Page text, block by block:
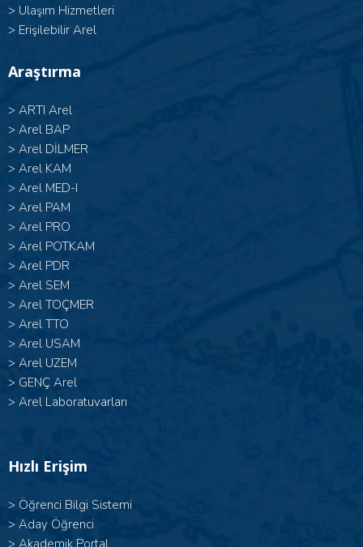
> Ulaşım Hizmetleri
> Erişilebilir Arel
Araştırma
> ARTI Arel
> Arel BAP
> Arel DİLMER
> Arel KAM
> Arel MED-I
> Arel PAM
> Arel PRO
> Arel POTKAM
> Arel PDR
> Arel SEM
> Arel TOÇMER
> Arel TTO
> Arel USAM
> Arel UZEM
> GENÇ Arel
> Arel Laboratuvarları
Hızlı Erişim
> Öğrenci Bilgi Sistemi
> Aday Öğrenci
> Akademik Portal